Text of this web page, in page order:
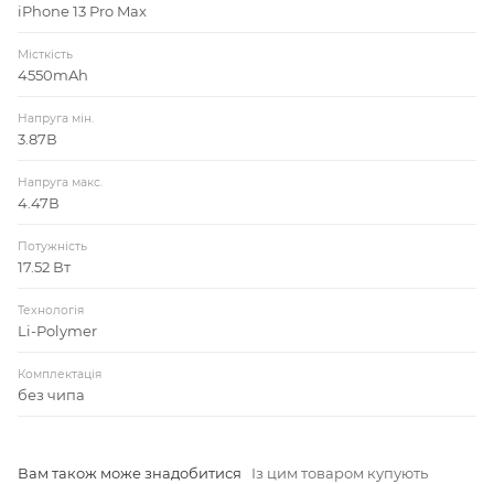
iPhone 13 Pro Max
Місткість
4550mAh
Напруга мін.
3.87В
Напруга макс.
4.47В
Потужність
17.52 Вт
Технологія
Li-Polymer
Комплектація
без чипа
Вам також може знадобитися Із цим товаром купують